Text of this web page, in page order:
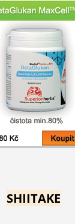
SHIITAKE